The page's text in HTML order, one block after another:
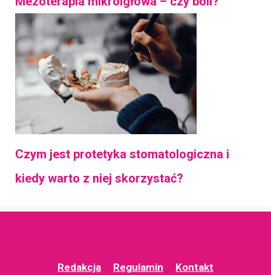
Czym jest protetyka stomatologiczna i
kiedy warto z niej skorzystać?
Redakcja Regulamin Kontakt